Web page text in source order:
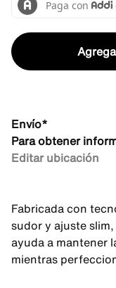
Envío*
Para obtener
Editar ubicación
Fabricada con
sudor y ajuste
ayuda a mantener
mientras